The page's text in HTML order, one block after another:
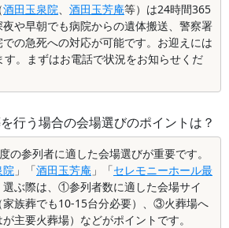
酒田玉泉院 酒田玉芳庵等）は24時間365
や早朝でも病院からの遺体搬送、警察署
の急死への対応が可能です。お迎えには
。まずはお電話で状況をお知らせくだ
行う場合の会場選びのポイントは？
の参列者に適した会場選びが重要です。
院 」「酒田玉芳庵 」「セレモニーホール最
選ぶ際は、①参列者数に適した会場サイ
族葬でも10-15台分必要）、③火葬場へ
主要火葬場）などがポイントです。